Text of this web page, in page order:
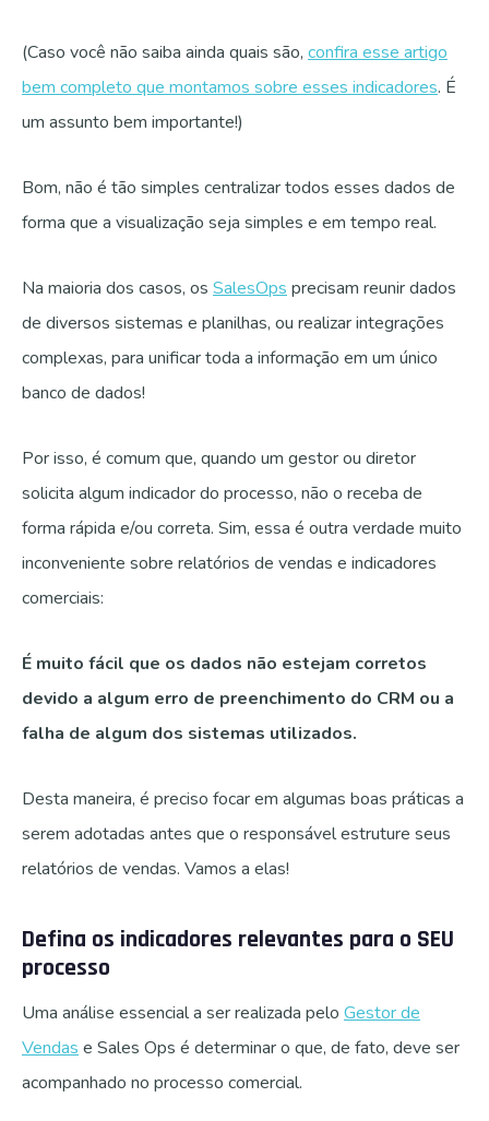
(Caso você não saiba ainda quais são, confira esse artigo
bem completo que montamos sobre esses indicadores. É
um assunto bem importante!)
Bom, não é tão simples centralizar todos esses dados de
forma que a visualização seja simples e em tempo real.
Na maioria dos casos, os SalesOps precisam reunir dados
de diversos sistemas e planilhas, ou realizar integrações
complexas, para unificar toda a informação em um único
banco de dados!
Por isso, é comum que, quando um gestor ou diretor
solicita algum indicador do processo, não o receba de
forma rápida e/ou correta. Sim, essa é outra verdade muito
inconveniente sobre relatórios de vendas e indicadores
comerciais:
É muito fácil que os dados não estejam corretos
devido a algum erro de preenchimento do CRM ou a
falha de algum dos sistemas utilizados.
Desta maneira, é preciso focar em algumas boas práticas a
serem adotadas antes que o responsável estruture seus
relatórios de vendas. Vamos a elas!
Defina os indicadores relevantes para o SEU
processo
Uma análise essencial a ser realizada pelo Gestor de
Vendas e Sales Ops é determinar o que, de fato, deve ser
acompanhado no processo comercial.